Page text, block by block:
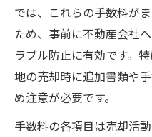
では、これらの手数料が
ため、事前に不動産会社
ラブル防止に有効です。
地の売却時に追加書類や
め注意が必要です。
手数料の各項目は売却活